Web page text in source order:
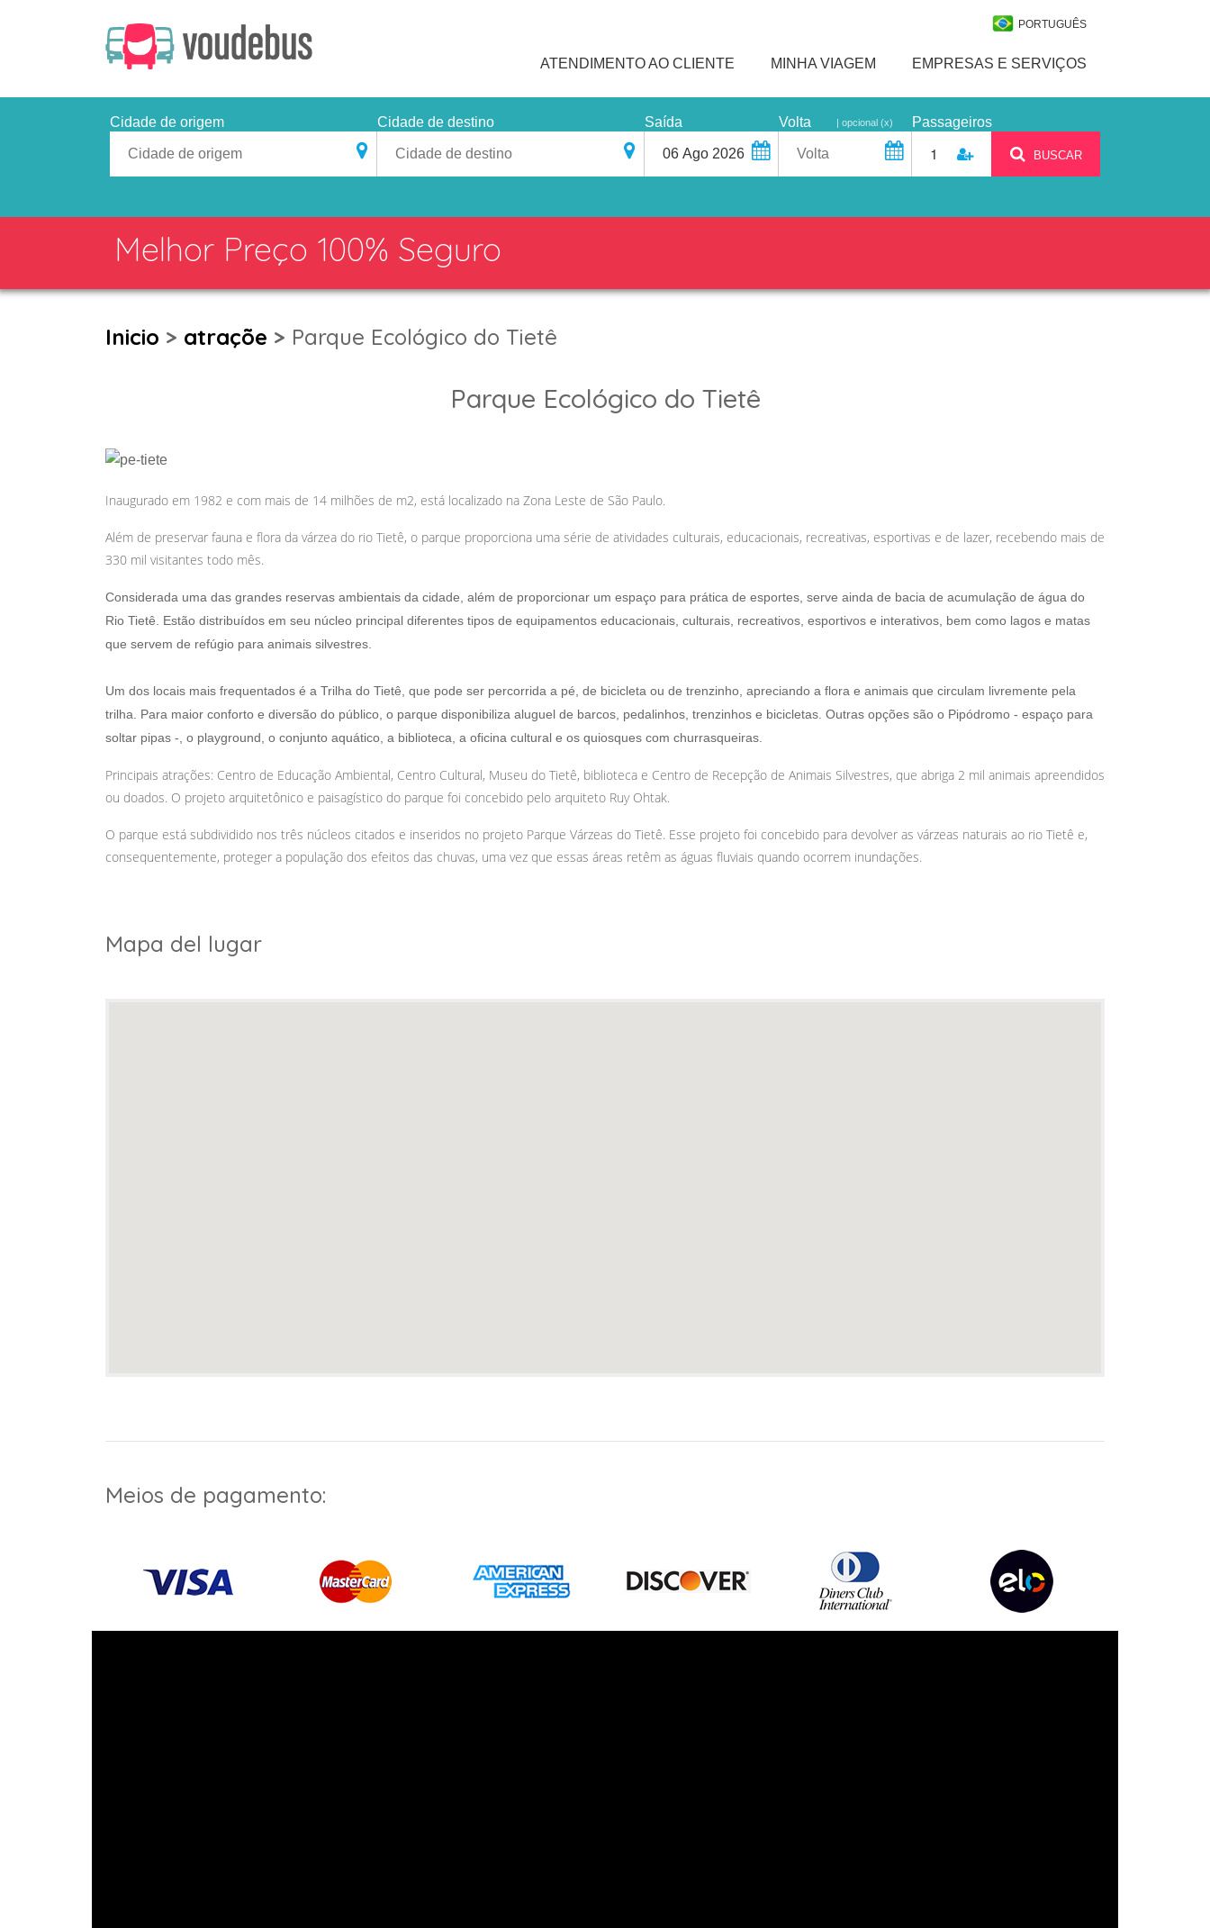
PORTUGUÊS
ATENDIMENTO AO CLIENTE MINHA VIAGEM EMPRESAS E SERVIÇOS
Cidade de origem Cidade de destino Saída Volta | opcional (x) Passageiros
1 BUSCAR
Melhor Preço 100% Seguro
Inicio > atraçõe > Parque Ecológico do Tietê
Parque Ecológico do Tietê
Inaugurado em 1982 e com mais de 14 milhões de m2, está localizado na Zona Leste de São Paulo.
Além de preservar fauna e flora da várzea do rio Tietê, o parque proporciona uma série de atividades culturais, educacionais, recreativas, esportivas e de lazer, recebendo mais de
330 mil visitantes todo mês.
Considerada uma das grandes reservas ambientais da cidade, além de proporcionar um espaço para prática de esportes, serve ainda de bacia de acumulação de água do
Rio Tietê. Estão distribuídos em seu núcleo principal diferentes tipos de equipamentos educacionais, culturais, recreativos, esportivos e interativos, bem como lagos e matas
que servem de refúgio para animais silvestres.
Um dos locais mais frequentados é a Trilha do Tietê, que pode ser percorrida a pé, de bicicleta ou de trenzinho, apreciando a flora e animais que circulam livremente pela
trilha. Para maior conforto e diversão do público, o parque disponibiliza aluguel de barcos, pedalinhos, trenzinhos e bicicletas. Outras opções são o Pipódromo - espaço para
soltar pipas -, o playground, o conjunto aquático, a biblioteca, a oficina cultural e os quiosques com churrasqueiras.
Principais atrações: Centro de Educação Ambiental, Centro Cultural, Museu do Tietê, biblioteca e Centro de Recepção de Animais Silvestres, que abriga 2 mil animais apreendidos
ou doados. O projeto arquitetônico e paisagístico do parque foi concebido pelo arquiteto Ruy Ohtak.
O parque está subdividido nos três núcleos citados e inseridos no projeto Parque Várzeas do Tietê. Esse projeto foi concebido para devolver as várzeas naturais ao rio Tietê e,
consequentemente, proteger a população dos efeitos das chuvas, uma vez que essas áreas retêm as águas fluviais quando ocorrem inundações.
Mapa del lugar
Meios de pagamento: